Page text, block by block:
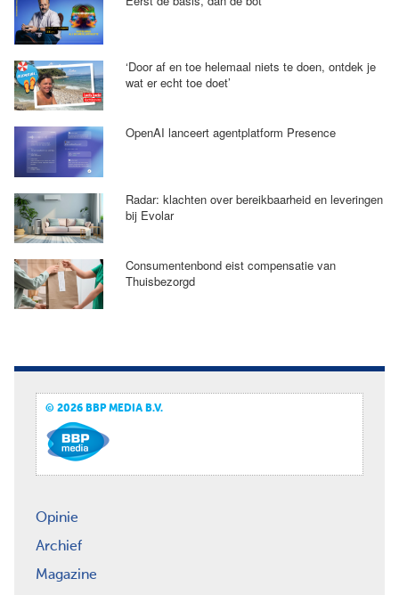
‘Door af en toe helemaal niets te doen, ontdek je
wat er echt toe doet’
OpenAI lanceert agentplatform Presence
Radar: klachten over bereikbaarheid en leveringen
bij Evolar
Consumentenbond eist compensatie van
Thuisbezorgd
© 2026 BBP MEDIA B.V.
Opinie
Archief
Magazine